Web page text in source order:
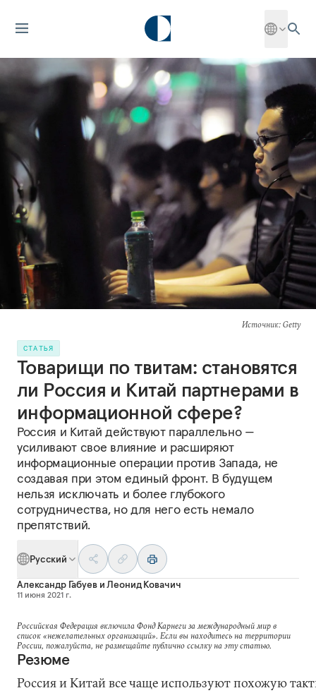
Источник: Getty
СТАТЬЯ
Товарищи по твитам: становятся
ли Россия и Китай партнерами в
информационной сфере?
Россия и Китай действуют параллельно —
усиливают свое влияние и расширяют
информационные операции против Запада, не
создавая при этом единый фронт. В будущем
нельзя исключать и более глубокого
сотрудничества, но для него есть немало
препятствий.
Русский
Александр ГабуевиЛеонид Ковачич
11 июня 2021 г.
Российская Федерация включила Фонд Карнеги за международный мир в
список «нежелательных организаций». Если вы находитесь на территории
России, пожалуйста, не размещайте публично ссылку на эту статью.
Резюме
Россия и Китай все чаще используют похожую